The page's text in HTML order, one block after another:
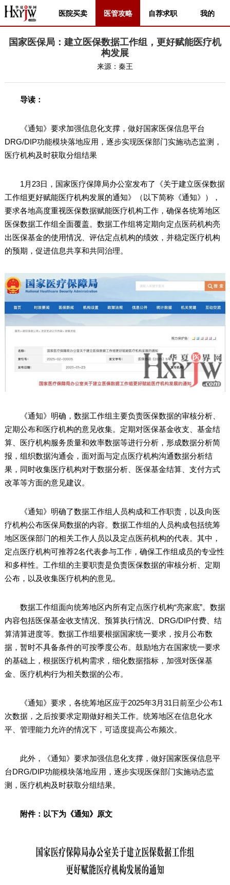
医院买卖 医管攻略 自荐求职 我的
国家医保局：建立医保数据工作组，更好赋能医疗机
构发展
来源： 秦王
导读：
《通知》要求加强信息化支撑，做好国家医保信息平台
DRG/DIP功能模块落地应用，逐步实现医保部门实施动态监测，
医疗机构及时获取分组结果
1月23日，国家医疗保障局办公室发布了《关于建立医保数据
工作组更好赋能医疗机构发展的通知》（以下简称《通知》），
要求各地高度重视医保数据赋能医疗机构工作，确保各统筹地区
医保数据工作组全面覆盖。数据工作组将定期向定点医药机构亮
出医保基金的使用情况、评估定点机构的绩效，并稳定医疗机构
的预期，促进信息共享和共同治理。
《通知》明确，数据工作组主要负责医保数据的审核分析、
定期公布和医疗机构的意见收集。定期对医保基金收支、基金结
算、医疗机构服务质量和效率数据等进行分析，形成数据分析简
报，组织数据沟通会，面对面与定点医疗机构沟通数据分析结
果，同时收集医疗机构对于数据分析、医保基金结算、支付方式
改革等方面的意见建议。
《通知》明确了数据工作组人员构成和工作职责，以及向医
疗机构公布医保局数据的内容。数据工作组的人员构成包括统筹
地区医保部门的相关工作人员以及定点医药机构的代表。其中，
定点医疗机构可推荐2名代表参与工作，确保工作组成员的专业性
和多样性。工作组的主要职责是负责医保数据的审核分析、定期
公布，以及收集医疗机构的意见。
数据工作组面向统筹地区内所有定点医疗机构“亮家底”。数据
内容包括医保基金收支情况、预算执行情况、DRG/DIP付费、结
算清算进度等。数据工作组要根据国家统一要求，按月公布数
据，暂时不具备条件的可按季度公布。鼓励地方在国家统一要求
的基础上，根据医疗机构需求，细化数据指标，加强对医保基
金、医疗机构行为相关数据的公布。
《通知》要求，各统筹地区应于2025年3月31日前至少公布1
次数据，之后按要求定期做好相关工作。统筹地区在信息化水
平、管理能力允许的情况下，可适度提高公布频次。
此外，《通知》要求加强信息化支撑，做好国家医保信息平
台DRG/DIP功能模块落地应用，逐步实现医保部门实施动态监
测，医疗机构及时获取分组结果。
附件：以下为《通知》原文